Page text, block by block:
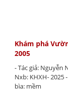
Khám phá
2005
- Tác giả: Nguyễn
Nxb: KHXH- 2025
bìa: mềm